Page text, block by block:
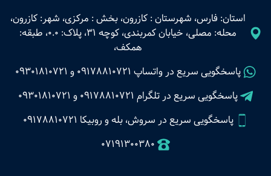
استان: فارس، شهرستان : کازرون، بخش : مرکزی، شهر: کازرون،
محله: مصلی، خیابان کمربندی، کوچه 31، پلاک: 0.0، طبقه:
همکف،
پاسخگویی سریع در واتساپ 09178810721 و 09301810721
پاسخگویی سریع در تلگرام 09178810721 و 09301810721
پاسخگویی سریع در سروش، بله و روبیکا 09178810721
07191300380